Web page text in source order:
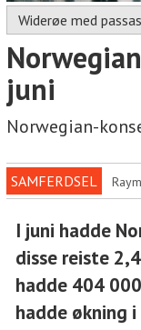
Widerøe med
juni
Norwegian-
SAMFERDSEL
I juni hadde
disse reiste
hadde 404
hadde økning